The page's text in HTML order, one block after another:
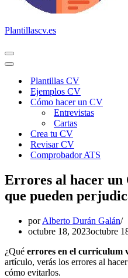
Plantillascv.es
Menú
de
Menú
navegaciónPlantillas CV
Ejemplos CV
Cómo hacer un CV
Entrevistas
Cartas
Crea tu CV
Revisar CV
Comprobador ATS
Errores al hacer
que pueden
porAlberto Durán Galán
octubre 18, 2023octubre
¿Qué errores en el curriculum
artículo, verás los errores al
cómo evitarlos.